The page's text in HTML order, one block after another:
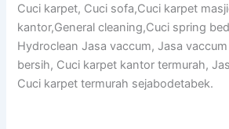
Cuci karpet, Cuci sofa,Cuci karpet
kantor,General cleaning,Cuci spring
Hydroclean Jasa vaccum, Jasa
bersih, Cuci karpet kantor termurah,
Cuci karpet termurah sejabodetabek.